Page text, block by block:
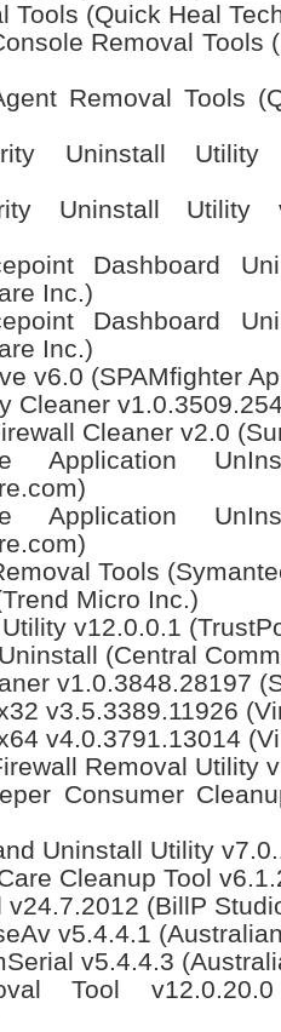
Tools (Quick Heal
Removal Tools
Removal Tools
Uninstall Utility
Uninstall Utility
Dashboard
Inc.)
Dashboard
Inc.)
v6.0 (SPAMfighter
Cleaner
Cleaner v2.0
Application
Application
Tools
Micro Inc.)
v12.0.0.1
(Central
v1.0.3848.28197
v3.5.3389.11926
v4.0.3791.13014
Removal Utility
Consumer
Uninstall Utility
Cleanup Tool
(BillP
v5.4.4.1
v5.4.4.3
Tool